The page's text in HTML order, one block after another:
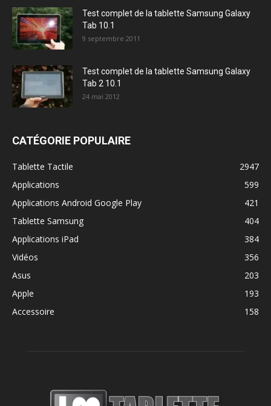
Test complet de la tablette Samsung Galaxy
Tab 10.1
9 septembre 2011
Test complet de la tablette Samsung Galaxy
Tab 2 10.1
24 mai 2012
CATÉGORIE POPULAIRE
Tablette Tactile
2947
Applications
599
Applications Android Google Play
421
Tablette Samsung
404
Applications iPad
384
Vidéos
356
Asus
203
Apple
193
Accessoire
158